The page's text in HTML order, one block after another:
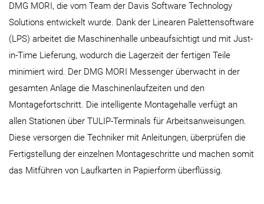
DMG MORI, die vom Team der Davis Software Technology
Solutions entwickelt wurde. Dank der Linearen Palettensoftware
(LPS) arbeitet die Maschinenhalle unbeaufsichtigt und mit Just-
in-Time Lieferung, wodurch die Lagerzeit der fertigen Teile
minimiert wird. Der DMG MORI Messenger überwacht in der
gesamten Anlage die Maschinenlaufzeiten und den
Montagefortschritt. Die intelligente Montagehalle verfügt an
allen Stationen über TULIP-Terminals für Arbeitsanweisungen.
Diese versorgen die Techniker mit Anleitungen, überprüfen die
Fertigstellung der einzelnen Montageschritte und machen somit
das Mitführen von Laufkarten in Papierform überflüssig.